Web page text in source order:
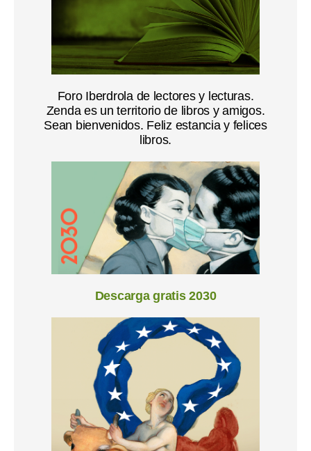
Foro Iberdrola de lectores y lecturas.
Zenda es un territorio de libros y amigos.
Sean bienvenidos. Feliz estancia y felices
libros.
Descarga gratis 2030